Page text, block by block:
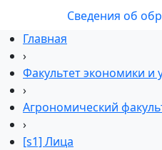
Сведения об
Главная
›
Факультет экономики и
›
Агрономический
›
[s1] Лица